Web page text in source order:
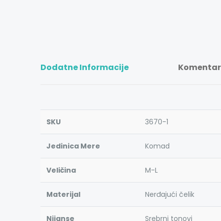
Dodatne Informacije
SKU 3670-1
Jedinica Mere Komad
Veličina M-L
Materijal Nerđajući čelik
Nijanse Srebrni tonovi